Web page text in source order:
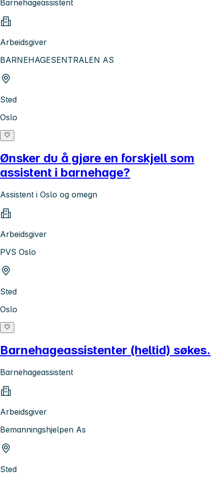
Barnehageassistent
Arbeidsgiver
BARNEHAGESENTRALEN AS
Sted
Oslo
Ønsker du å gjøre en forskjell som
assistent i barnehage?
Assistent i Oslo og omegn
Arbeidsgiver
PVS Oslo
Sted
Oslo
Barnehageassistenter (heltid) søkes.
Barnehageassistent
Arbeidsgiver
Bemanningshjelpen As
Sted